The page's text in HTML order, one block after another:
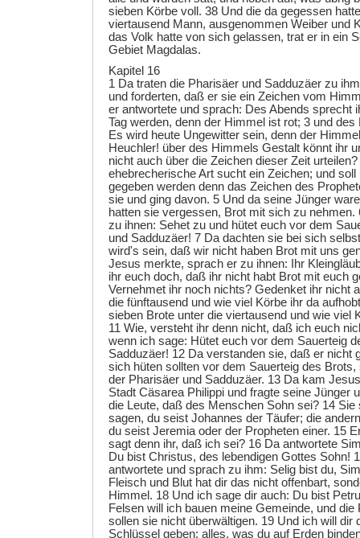
sieben Körbe voll. 38 Und die da gegessen
viertausend Mann, ausgenommen Weiber und
das Volk hatte von sich gelassen, trat er in ein
Gebiet Magdalas.
Kapitel 16
1 Da traten die Pharisäer und Sadduzäer zu
und forderten, daß er sie ein Zeichen vom
er antwortete und sprach: Des Abends sprecht
Tag werden, denn der Himmel ist rot; 3 und
Es wird heute Ungewitter sein, denn der
Heuchler! über des Himmels Gestalt könnt ihr
nicht auch über die Zeichen dieser Zeit
ehebrecherische Art sucht ein Zeichen; und soll
gegeben werden denn das Zeichen des
sie und ging davon. 5 Und da seine Jünger
hatten sie vergessen, Brot mit sich zu
zu ihnen: Sehet zu und hütet euch vor dem
und Sadduzäer! 7 Da dachten sie bei sich
wird's sein, daß wir nicht haben Brot mit uns
Jesus merkte, sprach er zu ihnen: Ihr
ihr euch doch, daß ihr nicht habt Brot mit euch
Vernehmet ihr noch nichts? Gedenket ihr nicht
die fünftausend und wie viel Körbe ihr da
sieben Brote unter die viertausend und wie viel
11 Wie, versteht ihr denn nicht, daß ich euch
wenn ich sage: Hütet euch vor dem Sauerteig
Sadduzäer! 12 Da verstanden sie, daß er nicht
sich hüten sollten vor dem Sauerteig des
der Pharisäer und Sadduzäer. 13 Da kam
Stadt Cäsarea Philippi und fragte seine Jünger
die Leute, daß des Menschen Sohn sei? 14 Sie
sagen, du seist Johannes der Täufer; die
du seist Jeremia oder der Propheten einer. 15
sagt denn ihr, daß ich sei? 16 Da antwortete
Du bist Christus, des lebendigen Gottes Sohn!
antwortete und sprach zu ihm: Selig bist du,
Fleisch und Blut hat dir das nicht offenbart,
Himmel. 18 Und ich sage dir auch: Du bist
Felsen will ich bauen meine Gemeinde, und die
sollen sie nicht überwältigen. 19 Und ich will dir
Schlüssel geben: alles, was du auf Erden